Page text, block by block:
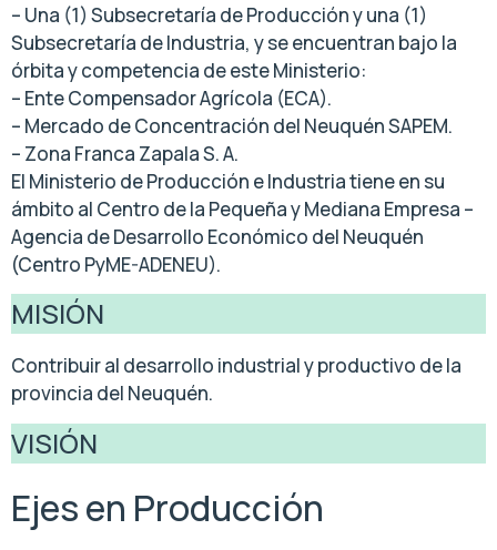
– Una (1) Subsecretaría de Producción y una (1)
Subsecretaría de Industria, y se encuentran bajo la
órbita y competencia de este Ministerio:
– Ente Compensador Agrícola (ECA).
– Mercado de Concentración del Neuquén SAPEM.
– Zona Franca Zapala S. A.
El Ministerio de Producción e Industria tiene en su
ámbito al Centro de la Pequeña y Mediana Empresa –
Agencia de Desarrollo Económico del Neuquén
(Centro PyME-ADENEU).
MISIÓN
Contribuir al desarrollo industrial y productivo de la
provincia del Neuquén.
VISIÓN
Ejes en Producción